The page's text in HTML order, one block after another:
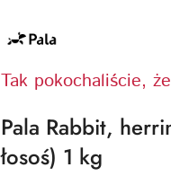
NAZWA
PRODUCENTA:
Tak pokochaliście,
Pala Rabbit,
łosoś) 1 kg